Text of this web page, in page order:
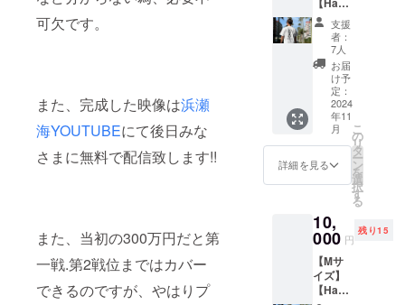
可欠です。
また、完成した映像は浜瀬
海YOUTUBEにて後日みな
さまに無料で配信致します!!
また、当初の300万円だと第
一戦.第2戦位まではカバー
できるのですが、やはりプ
akaifin×
Billabo
ng オリ
ジナ
ル T
シャツ
（衣
類）】
Hamak
aifinと
Billabo
ngがコ
ラボし
ジナルT
シャツ
を提供
しま
す。 ・
サイズ
支援
者：
7人
お届
け予
定：
2024
年11
月
詳細を見る
こ
の
リ
タ
ー
ン
を
選
択
す
る
10,
000 円
残り15
【Mサ
イズ】
【Ham